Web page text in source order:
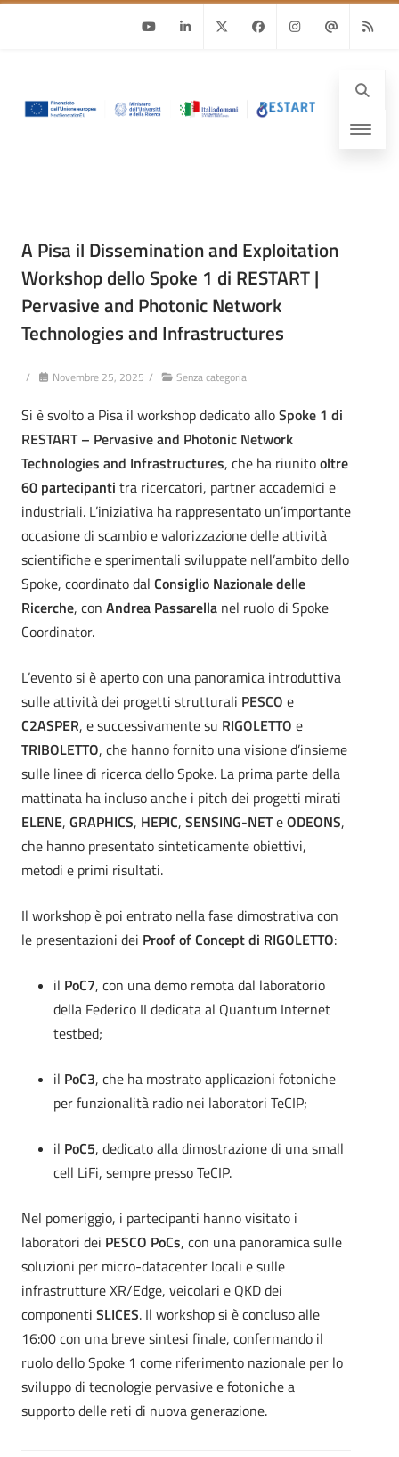
A Pisa il Dissemination and Exploitation
Workshop dello Spoke 1 di RESTART |
Pervasive and Photonic Network
Technologies and Infrastructures
/ Novembre 25, 2025 / Senza categoria
Si è svolto a Pisa il workshop dedicato alloSpoke 1 di
RESTART – Pervasive and Photonic Network
Technologies and Infrastructures, che ha riunitooltre
60 partecipanti tra ricercatori, partner accademici e
industriali. L’iniziativa ha rappresentato un’importante
occasione di scambio e valorizzazione delle attività
scientifiche e sperimentali sviluppate nell’ambito dello
Spoke, coordinato dal Consiglio Nazionale delle
Ricerche, con Andrea Passarella nel ruolo di Spoke
Coordinator.
L’evento si è aperto con una panoramica introduttiva
sulle attività dei progetti strutturali PESCO e
C2ASPER, e successivamente su RIGOLETTO e
TRIBOLETTO, che hanno fornito una visione d’insieme
sulle linee di ricerca dello Spoke. La prima parte della
mattinata ha incluso anche i pitch dei progetti mirati
ELENE, GRAPHICS, HEPIC, SENSING-NETeODEONS,
che hanno presentato sinteticamente obiettivi,
metodi e primi risultati.
Il workshop è poi entrato nella fase dimostrativa con
le presentazioni dei Proof of Concept di RIGOLETTO:
il PoC7, con una demo remota dal laboratorio
della Federico II dedicata al Quantum Internet
testbed;
il PoC3, che ha mostrato applicazioni fotoniche
per funzionalità radio nei laboratori TeCIP;
il PoC5, dedicato alla dimostrazione di una small
cell LiFi, sempre presso TeCIP.
Nel pomeriggio, i partecipanti hanno visitato i
laboratori dei PESCO PoCs, con una panoramica sulle
soluzioni per micro-datacenter locali e sulle
infrastrutture XR/Edge, veicolari e QKD dei
componenti SLICES. Il workshop si è concluso alle
16:00 con una breve sintesi finale, confermando il
ruolo dello Spoke 1 come riferimento nazionale per lo
sviluppo di tecnologie pervasive e fotoniche a
supporto delle reti di nuova generazione.